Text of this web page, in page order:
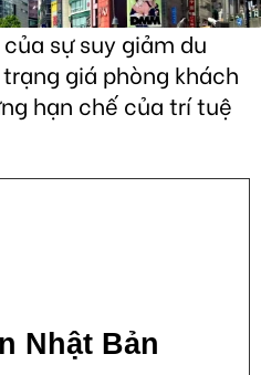
sự suy giảm du
giá phòng khách
hạn chế của trí tuệ
Nhật Bản